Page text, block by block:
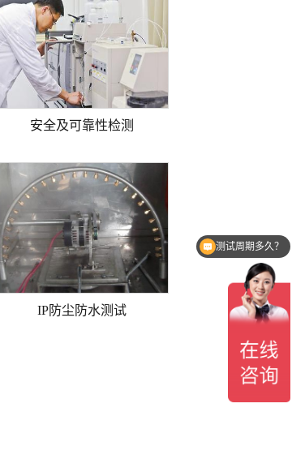
安全及可靠性检测
IP防尘防水测试
测试周期多久？